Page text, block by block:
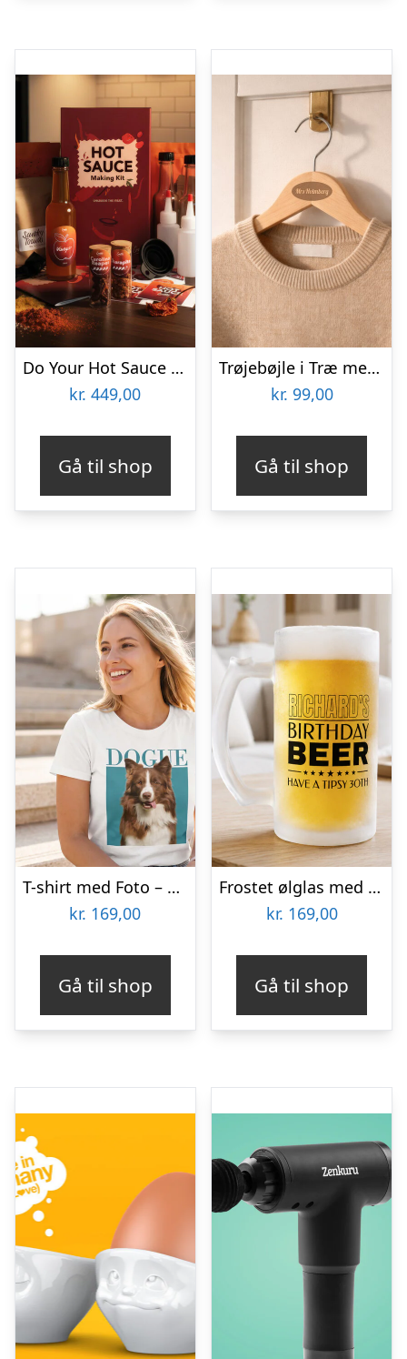
Do Your Hot Sauce Gaveæske
kr. 449,00
Gå til shop
Trøjebøjle i Træ med Gravering – Egen Tekst
kr. 99,00
Gå til shop
T-shirt med Foto – Kæledyr
kr. 169,00
Gå til shop
Frostet ølglas med egen tekst – Fødselsdagsdesign
kr. 169,00
Gå til shop